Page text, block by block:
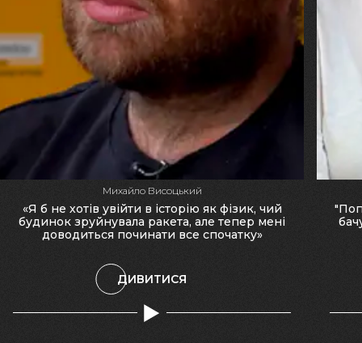
Михайло Висоцький
«Я б не хотів увійти в історію як фізик, чий
будинок зруйнувала ракета, але тепер мені
доводиться починати все спочатку»
ДИВИТИСЯ